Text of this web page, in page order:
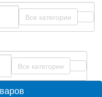
Все категории
Все категории